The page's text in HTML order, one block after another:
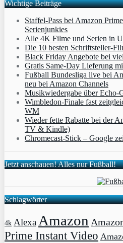
Wichtige Beiträge
Staffel-Pass bei Amazon
Serienjunkies
Alle 4K Filme und Serien in
Die 10 besten Schriftsteller-
Black Friday Angebote bei
Gratis Same-Day Lieferung
Fußball Bundesliga live bei
neu bei Amazon Channels
Musikwiedergabe über Echo-
Wimbledon-Finale fast
WM
Wieder fette Rabatte bei der
TV & Kindle)
Chromecast-Stick – Google
Jetzt anschauen! Alles nur Fußball!
Schlagwörter
4k Alexa Amazon
Prime Instant Video